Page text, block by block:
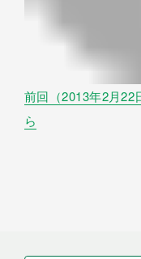
前回（2013年2月22
ら